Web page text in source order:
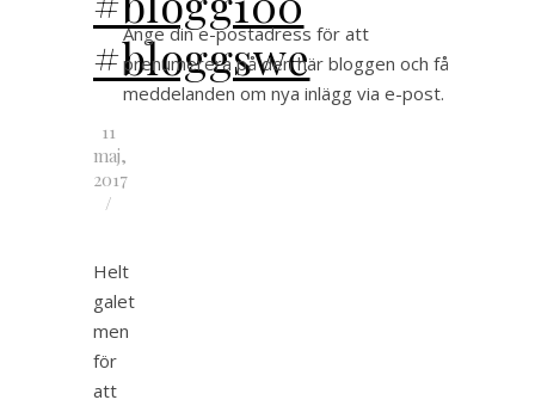
#bloggswe
11
maj,
2017
/
Helt
galet
men
för
att
Ange din e-postadress för att
prenumerera på den här bloggen och få
meddelanden om nya inlägg via e-post.